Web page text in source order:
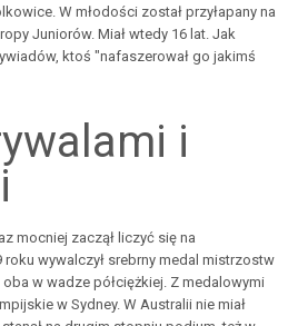
W młodości został przyłapany na
Juniorów. Miał wtedy 16 lat. Jak
ktoś "nafaszerował go jakimś
i
mocniej zaczął liczyć się na
wywalczył srebrny medal mistrzostw
w wadze półciężkiej. Z medalowymi
w Sydney. W Australii nie miał